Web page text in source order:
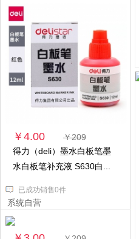
￥4.00
￥209
得力（deli）墨水白板笔墨
水白板笔补充液 S630白...
已成功销售0件
系统自营